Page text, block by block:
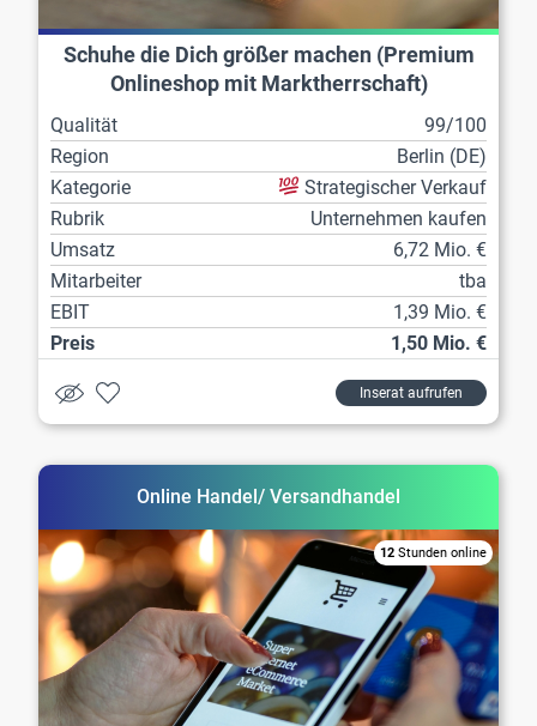
Schuhe die Dich größer machen (Premium
Onlineshop mit Marktherrschaft)
Qualität
99/100
Region
Berlin (DE)
Kategorie
Strategischer Verkauf
Rubrik
Unternehmen kaufen
Umsatz
6,72 Mio. €
Mitarbeiter
tba
EBIT
1,39 Mio. €
Preis
1,50 Mio. €
Inserat aufrufen
Online Handel/ Versandhandel
12 Stunden online